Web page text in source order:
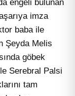
engeli bulunan
imza
baba ile
Şeyda Melis
göbek
Serebral Palsi
tam